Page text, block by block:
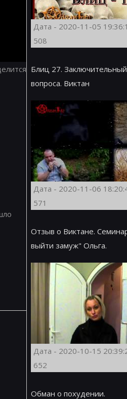
Дата - 2020-11-05
508
Блиц 27.
вопроса. Виктан
Дата - 2020-11-06
571
Отзыв о Виктане.
выйти замуж" Ольга.
Дата - 2020-10-15
652
Обман о похудении.